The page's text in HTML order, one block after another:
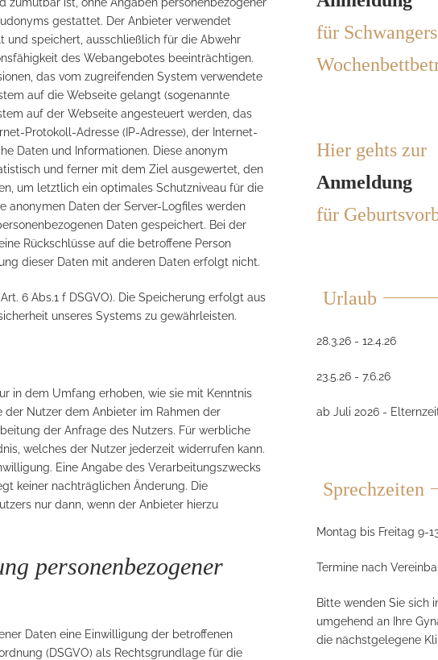
gestattet. Der Anbieter verwendet
und speichert, ausschließlich für die Abwehr
des Webangebotes beeinträchtigen.
das vom zugreifenden System verwendete
auf die Webseite gelangt (sogenannte
auf der Webseite angesteuert werden, das
Protokoll-Adresse (IP-Adresse), der Internet-
Daten und Informationen. Diese anonym
und ferner mit dem Ziel ausgewertet, den
um letztlich ein optimales Schutzniveau für die
anonymen Daten der Server-Logfiles werden
Daten gespeichert. Bei der
Rückschlüsse auf die betroffene Person
dieser Daten mit anderen Daten erfolgt nicht.
6 Abs.1 f DSGVO). Die Speicherung erfolgt aus
unseres Systems zu gewährleisten.
in dem Umfang erhoben, wie sie mit Kenntnis
Nutzer dem Anbieter im Rahmen der
der Anfrage des Nutzers. Für werbliche
welches der Nutzer jederzeit widerrufen kann.
Eine Angabe des Verarbeitungszwecks
keiner nachträglichen Änderung. Die
nur dann, wenn der Anbieter hierzu
personenbezogener
Daten eine Einwilligung der betroffenen
(DSGVO) als Rechtsgrundlage für die
für
Hier gehts zur
Anmeldung
für
Urlaub
28.3.26 - 12.4.26
23.5.26 - 7.6.26
ab Juli 2026 -
Sprechzeiten
Montag bis Freitag 9-
Termine nach
Bitte wenden Sie sich
umgehend an Ihre
die nächstgelegene